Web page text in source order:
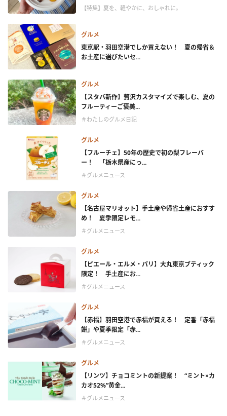
【特集】夏を、軽やかに、おしゃれに。
グルメ
東京駅・羽田空港でしか買えない！ 夏の帰省＆
お土産に選びたいセ...
グルメ
【スタバ新作】贅沢カスタマイズで楽しむ、夏の
フルーティーご褒美...
＃わたしのグルメ日記
グルメ
【フルーチェ】50年の歴史で初の梨フレーバ
ー！ 「栃木県産にっ...
＃グルメニュース
グルメ
【名古屋マリオット】手土産や帰省土産におすす
め！ 夏季限定レモ...
＃グルメニュース
グルメ
【ピエール・エルメ・パリ】大丸東京ブティック
限定！ 手土産にお...
＃グルメニュース
グルメ
【赤福】羽田空港で赤福が買える！ 定番「赤福
餅」や夏季限定「赤...
＃グルメニュース
グルメ
【リンツ】チョコミントの新提案！ “ミント×カ
カオ52%”黄金...
＃グルメニュース